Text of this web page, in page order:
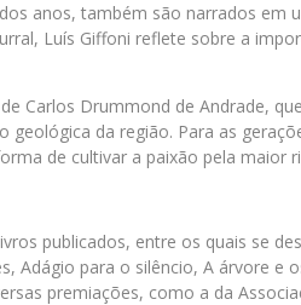
anos, também são narrados em
Luís Giffoni reflete sobre a
Carlos Drummond de Andrade,
da região. Para as
de cultivar a paixão pela maior
publicados, entre os quais se
Adágio para o silêncio, A árvore e
premiações, como a da